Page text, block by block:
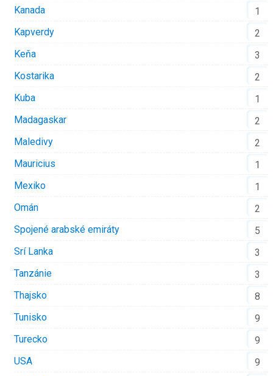
Kanada
1
Kapverdy
2
Keňa
3
Kostarika
2
Kuba
1
Madagaskar
2
Maledivy
2
Mauricius
1
Mexiko
1
Omán
2
Spojené arabské emiráty
5
Srí Lanka
3
Tanzánie
3
Thajsko
8
Tunisko
9
Turecko
9
USA
9